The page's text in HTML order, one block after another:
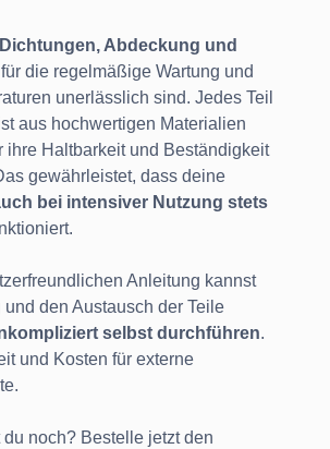
Dichtungen, Abdeckung und
die regelmäßige Wartung und
unerlässlich sind. Jedes Teil
aus hochwertigen Materialien
ihre Haltbarkeit und Beständigkeit
gewährleistet, dass deine
bei intensiver Nutzung stets
Anleitung kannst
und den Austausch der Teile
selbst durchführen.
und Kosten für externe
noch? Bestelle jetzt den